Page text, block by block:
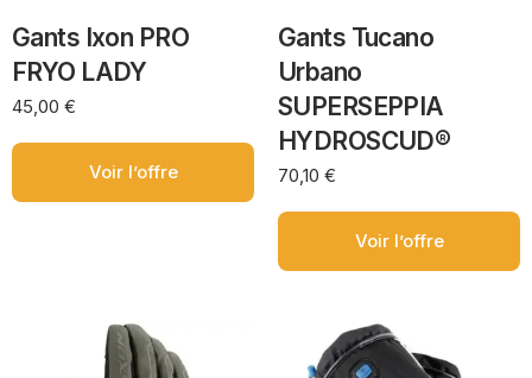
Gants Ixon PRO
FRYO LADY
45,00 €
Voir l’offre
Gants Tucano
Urbano
SUPERSEPPIA
HYDROSCUD®
70,10 €
Voir l’offre